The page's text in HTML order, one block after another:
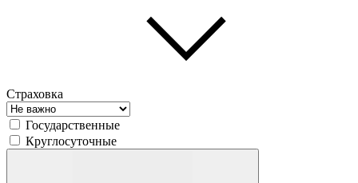
Страховка
Государственные
Круглосуточные